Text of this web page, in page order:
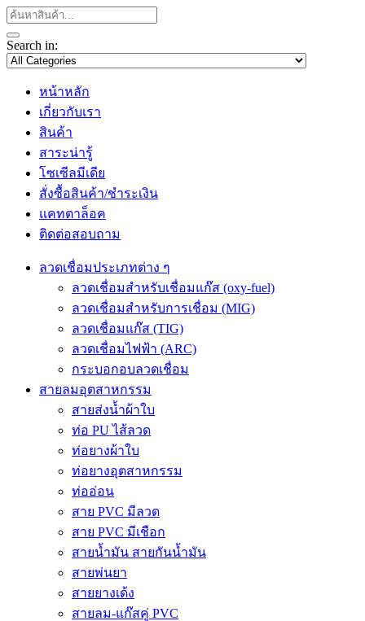
Search in:
หน้าหลัก
เกี่ยวกับเรา
สินค้า
สาระน่ารู้
โซเซีลมีเดีย
สั่งซื้อสินค้า/ชำระเงิน
แคทตาล็อค
ติดต่อสอบถาม
ลวดเชื่อมประเภทต่าง ๆ
ลวดเชื่อมสำหรับเชื่อมแก๊ส (oxy-fuel)
ลวดเชื่อมสำหรับการเชื่อม (MIG)
ลวดเชื่อมแก๊ส (TIG)
ลวดเชื่อมไฟฟ้า (ARC)
กระบอกอบลวดเชื่อม
สายลมอุตสาหกรรม
สายส่งน้ำผ้าใบ
ท่อ PU ไส้ลวด
ท่อยางผ้าใบ
ท่อยางอุตสาหกรรม
ท่ออ่อน
สาย PVC มีลวด
สาย PVC มีเชือก
สายน้ำมัน สายกันน้ำมัน
สายพ่นยา
สายยางเด้ง
สายลม-แก๊สคู่ PVC